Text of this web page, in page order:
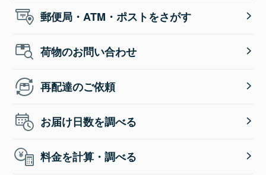
郵便局・ATM・ポストをさがす
荷物のお問い合わせ
再配達のご依頼
お届け日数を調べる
料金を計算・調べる